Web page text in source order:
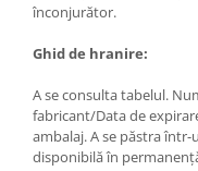
înconjurător.
Ghid de hranire:
A se consulta tabelul.
fabricant/Data de
ambalaj. A se păstra
disponibilă în